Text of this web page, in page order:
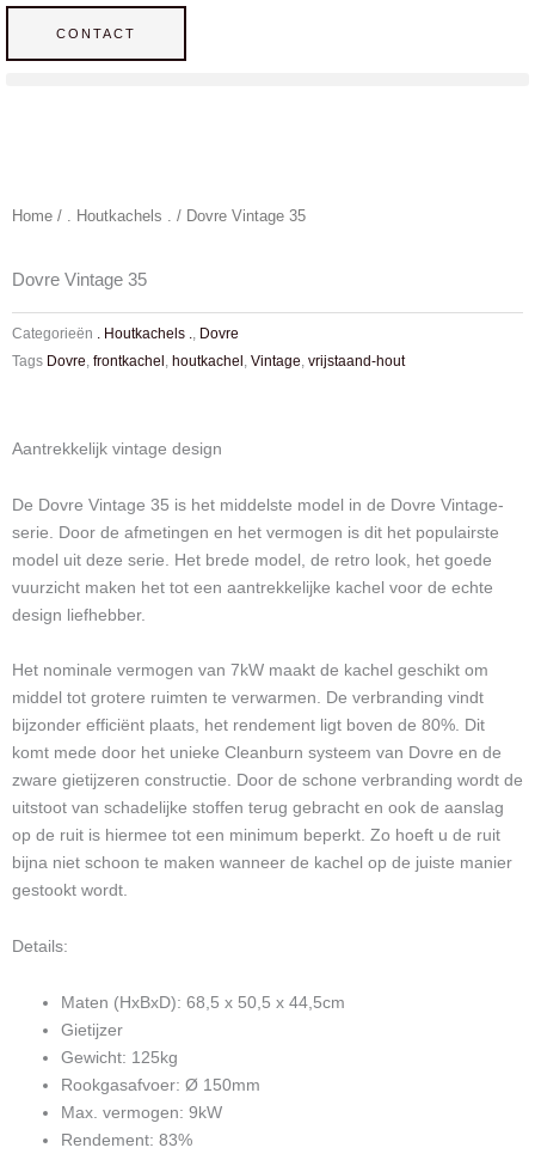
Ga
CONTACT
Home / . Houtkachels . / Dovre Vintage 35
Dovre Vintage 35
Categorieën . Houtkachels .
Dovre
Tags Dovre frontkachel houtkachel Vintage vrijstaand-hout
Aantrekkelijk vintage design
De Dovre Vintage 35 is het middelste model in de Dovre Vintage-
serie. Door de afmetingen en het vermogen is dit het populairste
model uit deze serie. Het brede model, de retro look, het goede
vuurzicht maken het tot een aantrekkelijke kachel voor de echte
design liefhebber.
Het nominale vermogen van 7kW maakt de kachel geschikt om
middel tot grotere ruimten te verwarmen. De verbranding vindt
bijzonder efficiënt plaats, het rendement ligt boven de 80%. Dit
komt mede door het unieke Cleanburn systeem van Dovre en de
zware gietijzeren constructie. Door de schone verbranding wordt de
uitstoot van schadelijke stoffen terug gebracht en ook de aanslag
op de ruit is hiermee tot een minimum beperkt. Zo hoeft u de ruit
bijna niet schoon te maken wanneer de kachel op de juiste manier
gestookt wordt.
Details:
Maten (HxBxD): 68,5 x 50,5 x 44,5cm
Gietijzer
Gewicht: 125kg
Rookgasafvoer: Ø 150mm
Max. vermogen: 9kW
Rendement: 83%